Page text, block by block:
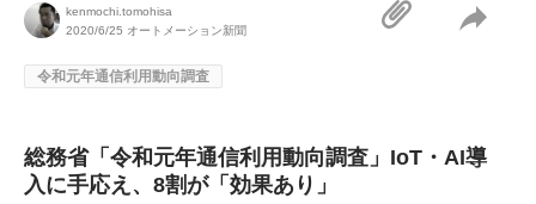
kenmochi.tomohisa
2020/6/25 オートメーション新聞
令和元年通信利用動向調査
総務省「令和元年通信利用動向調査」IoT・AI導
入に手応え、8割が「効果あり」